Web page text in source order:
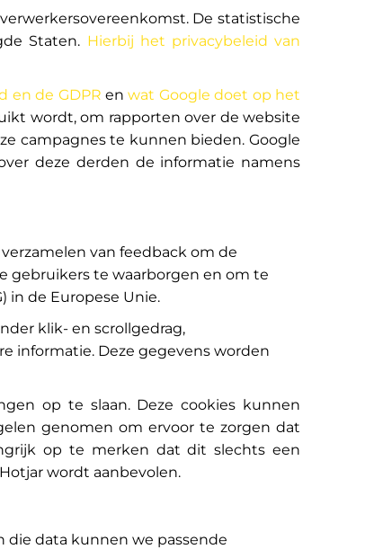
De statistische
Staten. Hierbij het privacybeleid van
en de GDPR enwat Google doet op het
wordt, om rapporten over de website
campagnes te kunnen bieden. Google
deze derden de informatie namens
van feedback om de
gebruikers te waarborgen en om te
in de Europese Unie.
klik- en scrollgedrag,
informatie. Deze gegevens worden
op te slaan. Deze cookies kunnen
genomen om ervoor te zorgen dat
op te merken dat dit slechts een
wordt aanbevolen.
die data kunnen we passende